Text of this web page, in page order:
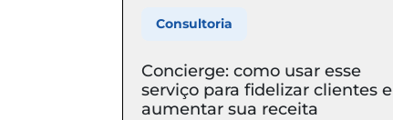
Consultoria
Concierge: como usar esse
serviço para fidelizar clientes e
aumentar sua receita